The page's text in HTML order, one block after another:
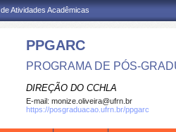
Atividades Acadêmicas
PPGARC
PROGRAMA DE PÓS-
DIREÇÃO DO CCHLA
E-mail: monize.oliveira@ufrn.br
https://posgraduacao.ufrn.br/ppgarc